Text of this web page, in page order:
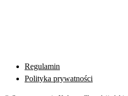
Regulamin
Polityka prywatności